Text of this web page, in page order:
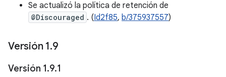
Se actualizó la política de retención de
@Discouraged . (Id2f85, b/375937557)
Versión 1.9
Versión 1.9.1